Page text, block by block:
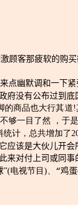
顾客那疲软的购
点幽默调和一下
府没有公布过到
的商品也大行其道!
够一目了然 ，于
统计，总共增加了
应该是大伙儿开
来对付上司或同
”(电视节目)、 “鸡